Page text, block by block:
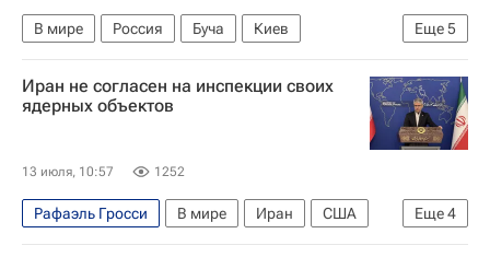
Еще5
В мире Россия Буча
Киев
Василий Небензя
Антониу Гутерреш
Сергей Лавров
ООН МАГАТЭ
Иран не согласен на инспекции своих
ядерных объектов
13 июля, 10:57 1252
Еще4
Рафаэль Гросси В мире Иран
США
Тегеран (город)
МАГАТЭ
Бушерская АЭС